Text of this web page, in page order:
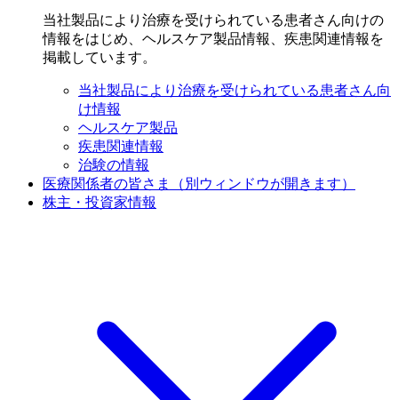
当社製品により治療を受けられている患者さん向けの
情報をはじめ、ヘルスケア製品情報、疾患関連情報を
掲載しています。
当社製品により治療を受けられている患者さん向
け情報
ヘルスケア製品
疾患関連情報
治験の情報
医療関係者の皆さま
（別ウィンドウが開きます）
株主・投資家情報